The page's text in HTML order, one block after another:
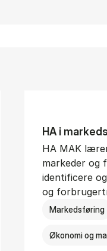
HA i
HA MAK
markeder
identificere
og
Markedsføring
Økonomi og